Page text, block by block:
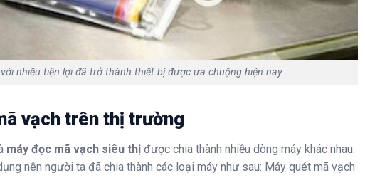
nhiều tiện lợi đã trở thành thiết bị được ưa chuộng hiện nay
vạch trên thị trường
máy đọc mã vạch siêu thị được chia thành nhiều dòng máy khác nhau.
nên người ta đã chia thành các loại máy như sau: Máy quét mã vạch